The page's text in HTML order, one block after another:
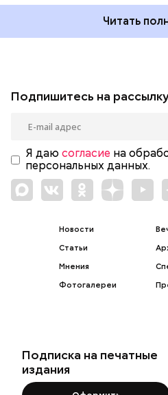
Читать
Подпишитесь на
Я даю согласие на
персональных данных.
Новости
Статьи
Мнения
Фотогалереи
Подписка на печатные
издания